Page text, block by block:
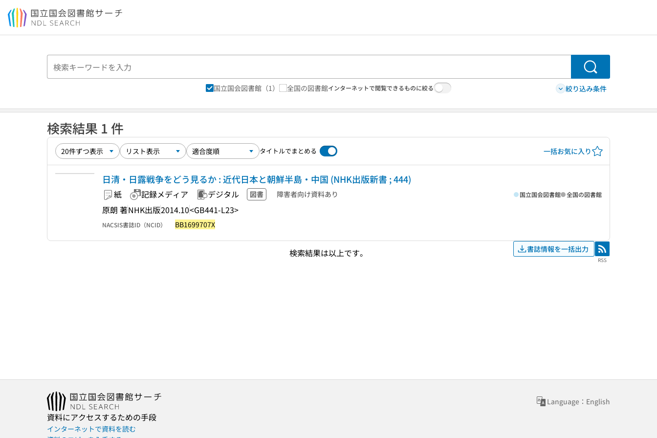
本文へ移動
検索
国立国会図書館 （1） 全国の図書館インターネットで閲覧できるものに絞る 絞り込み条件
検索結果 1 件
タイトルでまとめる 一括お気に入り
日清・日露戦争をどう見るか : 近代日本と朝鮮半島・中国 (NHK出版新書 ; 444)
紙 記録メディア デジタル 図書 障害者向け資料あり
原朗 著NHK出版2014.10<GB441-L23>
国立国会図書館 全国の図書館
NACSIS書誌ID（NCID） BB1699707X
検索結果は以上です。 書誌情報を一括出力 RSS
RSS
Language：English
資料にアクセスするための手段
インターネットで資料を読む